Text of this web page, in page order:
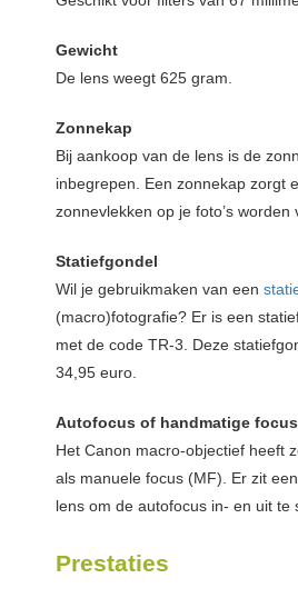
Gewicht
De lens weegt 625 gram.
Zonnekap
Bij aankoop van de lens is de
inbegrepen. Een zonnekap zorgt
zonnevlekken op je foto’s worden
Statiefgondel
Wil je gebruikmaken van een
(macro)fotografie? Er is een
met de code TR-3. Deze
34,95 euro.
Autofocus of handmatige focus
Het Canon macro-objectief heeft
als manuele focus (MF). Er zit
lens om de autofocus in- en uit te
Prestaties